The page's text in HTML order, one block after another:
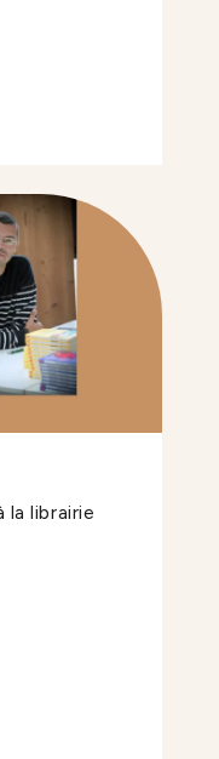
la librairie